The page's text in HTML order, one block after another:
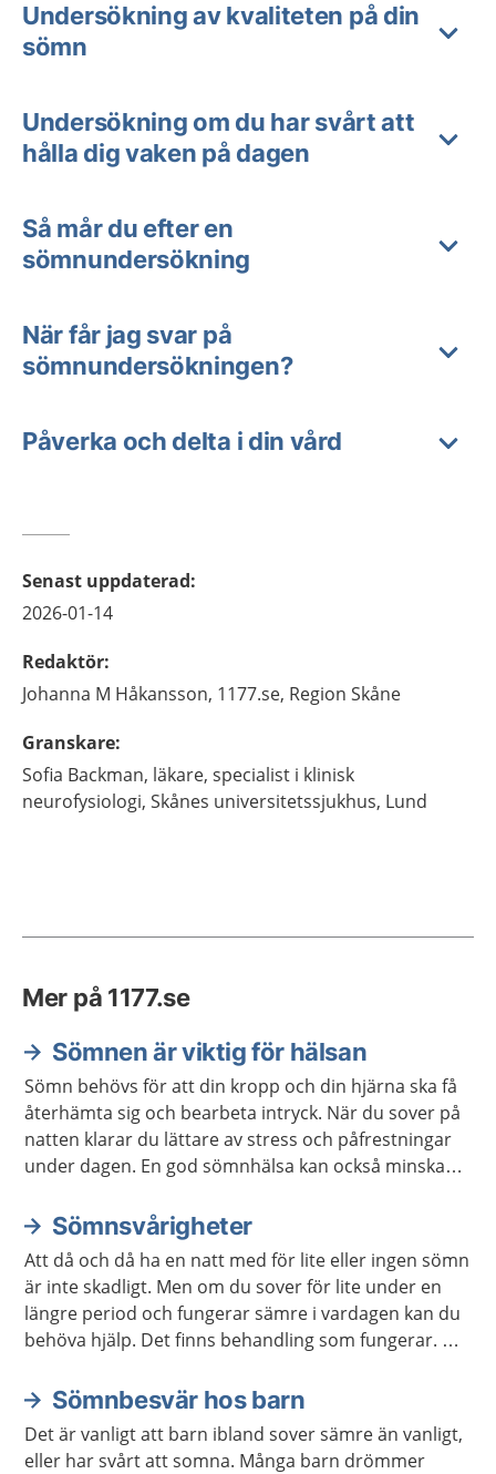
Undersökning av kvaliteten på din
sömn
Undersökning om du har svårt att
hålla dig vaken på dagen
Så mår du efter en
sömnundersökning
När får jag svar på
sömnundersökningen?
Påverka och delta i din vård
Senast uppdaterad:
2026-01-14
Redaktör:
Johanna M Håkansson, 1177.se, Region Skåne
Granskare:
Sofia Backman, läkare, specialist i klinisk
neurofysiologi, Skånes universitetssjukhus, Lund
Mer på 1177.se
Sömnen är viktig för hälsan
Sömn behövs för att din kropp och din hjärna ska få
återhämta sig och bearbeta intryck. När du sover på
natten klarar du lättare av stress och påfrestningar
under dagen. En god sömnhälsa kan också minska
Sömnsvårigheter
Att då och då ha en natt med för lite eller ingen sömn
är inte skadligt. Men om du sover för lite under en
längre period och fungerar sämre i vardagen kan du
behöva hjälp. Det finns behandling som fungerar. Det
bättre.Sömnbesvär hos barn
Det är vanligt att barn ibland sover sämre än vanligt,
eller har svårt att somna. Många barn drömmer